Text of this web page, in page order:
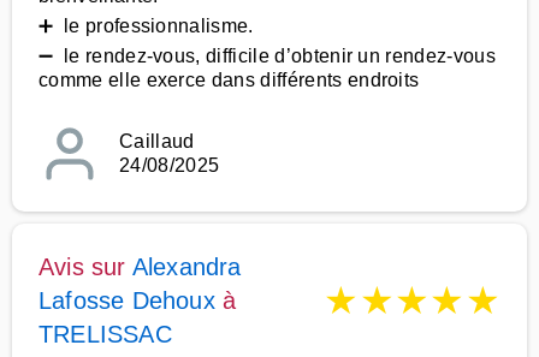
➕ le professionnalisme.
➖ le rendez-vous, difficile d’obtenir un rendez-vous
comme elle exerce dans différents endroits
Caillaud
24/08/2025
Avis sur Alexandra
Lafosse Dehouxà
TRELISSAC
★★★★★